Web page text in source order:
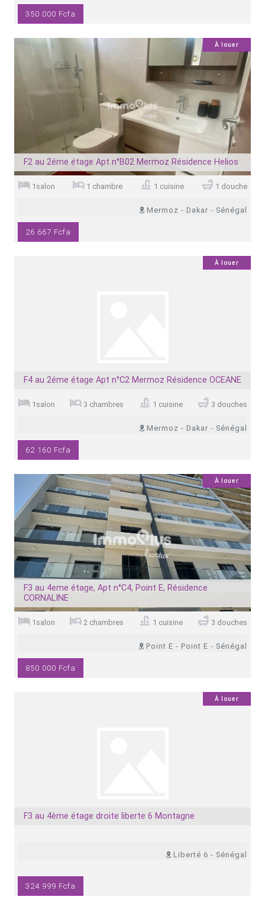
350 000 Fcfa
À louer
F2 au 2éme étage Apt n°B02 Mermoz Résidence Helios
1
1salon 1 chambre 1 cuisine 1 douche
Mermoz - Dakar - Sénégal
26 667 Fcfa
À louer
F4 au 2éme étage Apt n°C2 Mermoz Résidence OCEANE
0
1salon 3 chambres 1 cuisine 3 douches
Mermoz - Dakar - Sénégal
62 160 Fcfa
À louer
F3 au 4eme étage, Apt n°C4, Point E, Résidence
CORNALINE
4
1salon 2 chambres 1 cuisine 3 douches
Point E - Point E - Sénégal
850 000 Fcfa
À louer
F3 au 4ème étage droite liberte 6 Montagne
0
Liberté 6 - Sénégal
324 999 Fcfa